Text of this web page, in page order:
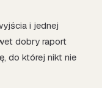
i jednej
dobry raport
do której nikt nie